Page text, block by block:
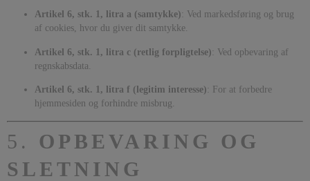
Artikel 6, stk. 1, litra a (samtykke): Ved markedsføring og brug
af cookies, hvor du giver dit samtykke.
Artikel 6, stk. 1, litra c (retlig forpligtelse): Ved opbevaring af
regnskabsdata.
Artikel 6, stk. 1, litra f (legitim interesse): For at forbedre
hjemmesiden og forhindre misbrug.
5. OPBEVARING OG
SLETNING